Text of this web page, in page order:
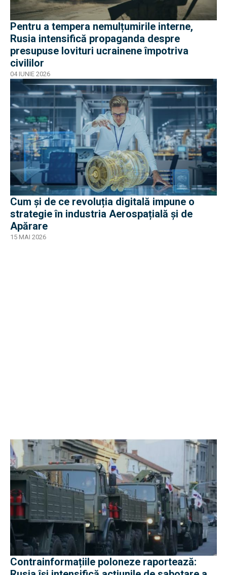
Pentru a tempera nemulțumirile interne,
Rusia intensifică propaganda despre
presupuse lovituri ucrainene împotriva
civililor
04 IUNIE 2026
Cum și de ce revoluția digitală impune o
strategie în industria Aerospațială și de
Apărare
15 MAI 2026
Contrainformațiile poloneze raportează: